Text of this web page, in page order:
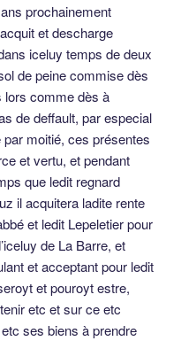
prochainement
et descharge
iceluy temps de deux
de peine commise dès
lors comme dès à
de deffault, par especial
moitié, ces présentes
et vertu, et pendant
que ledit regnard
il acquitera ladite rente
et ledit Lepeletier pour
de La Barre, et
et acceptant pour ledit
et pouroyt estre,
etc et sur ce etc
ses biens à prendre